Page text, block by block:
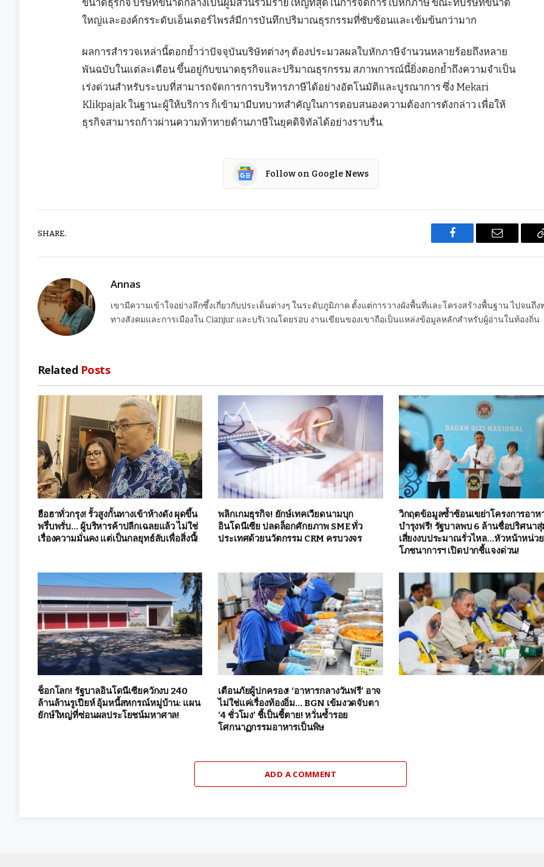
ขนาดธุรกิจ บริษัทขนาดกลางเป็นผู้มีส่วนร่วมรายใหญ่ที่สุดในการจัดการใบหักภาษี ขณะที่บริษัทขนาด
ใหญ่และองค์กรระดับเอ็นเตอร์ไพรส์มีการบันทึกปริมาณธุรกรรมที่ซับซ้อนและเข้มข้นกว่ามาก
ผลการสำรวจเหล่านี้ตอกย้ำว่าปัจจุบันบริษัทต่างๆ ต้องประมวลผลใบหักภาษีจำนวนหลายร้อยถึงหลาย
พันฉบับในแต่ละเดือน ขึ้นอยู่กับขนาดธุรกิจและปริมาณธุรกรรม สภาพการณ์นี้ยิ่งตอกย้ำถึงความจำเป็น
เร่งด่วนสำหรับระบบที่สามารถจัดการการบริหารภาษีได้อย่างอัตโนมัติและบูรณาการ ซึ่ง Mekari
Klikpajak ในฐานะผู้ให้บริการ ก็เข้ามามีบทบาทสำคัญในการตอบสนองความต้องการดังกล่าว เพื่อให้
ธุรกิจสามารถก้าวผ่านความท้าทายด้านภาษีในยุคดิจิทัลได้อย่างราบรื่น.
Follow on Google News
SHARE.
Facebook Email
Annas
เขามีความเข้าใจอย่างลึกซึ้งเกี่ยวกับประเด็นต่างๆ ในระดับภูมิภาค ตั้งแต่การวางผังพื้นที่และโครงสร้างพื้นฐาน ไปจนถึง
ทางสังคมและการเมืองใน Cianjur และบริเวณโดยรอบ งานเขียนของเขาถือเป็นแหล่งข้อมูลหลักสำหรับผู้อ่านในท้องถิ่น
Related Posts
ฮือฮาทั่วกรุง! รั้วสูงกั้นทางเข้าห้างดัง ผุดขึ้น
พรึ่บพรั่บ… ผู้บริหารค้าปลีกเฉลยแล้ว ไม่ใช่
เรื่องความมั่นคง แต่เป็นกลยุทธ์ลับเพื่อสิ่งนี้!
พลิกเกมธุรกิจ! ยักษ์เทคเวียดนามบุก
อินโดนีเซีย ปลดล็อกศักยภาพ SME ทั่ว
ประเทศด้วยนวัตกรรม CRM ครบวงจร
วิกฤตข้อมูลซ้ำซ้อนเขย่าโครงการอาห
บำรุงฟรี! รัฐบาลพบ 6 ล้านชื่อปริศนาสุ่
เสี่ยงงบประมาณรั่วไหล…หัวหน้าหน่ว
โภชนาการฯ เปิดปากชี้แจงด่วน!
ช็อกโลก! รัฐบาลอินโดนีเซียควักงบ 240
ล้านล้านรูเปียห์ อุ้มหนี้สหกรณ์หมู่บ้าน: แผน
ยักษ์ใหญ่ที่ซ่อนผลประโยชน์มหาศาล!
เตือนภัยผู้ปกครอง! ‘อาหารกลางวันฟรี’ อาจ
ไม่ใช่แค่เรื่องท้องอิ่ม… BGN เข้มงวดจับตา
‘4 ชั่วโมง’ ชี้เป็นชี้ตาย! หวั่นซ้ำรอย
โศกนาฏกรรมอาหารเป็นพิษ
ADD A COMMENT